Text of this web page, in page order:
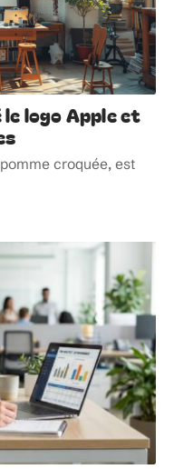
logo Apple et
croquée, est